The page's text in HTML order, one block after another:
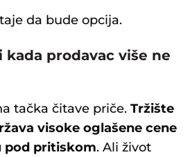
da bude opcija.
kada prodavac više ne
tačka čitave priče.Tržište
visoke oglašene cene
pod pritiskom. Ali život